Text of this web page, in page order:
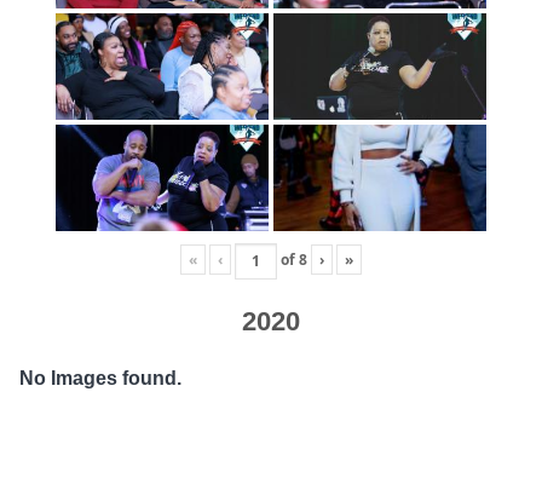
« ‹ of8 › »
2020
No Images found.